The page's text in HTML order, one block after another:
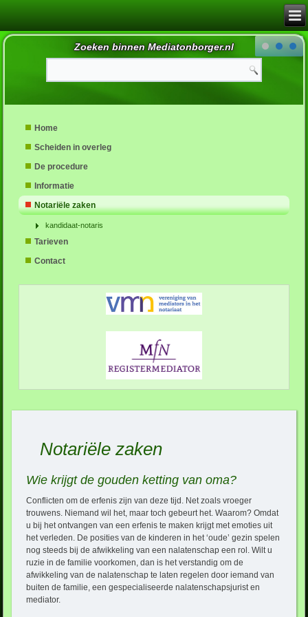
Zoeken binnen Mediatonborger.nl
Home
Scheiden in overleg
De procedure
Informatie
Notariële zaken
kandidaat-notaris
Tarieven
Contact
Notariële zaken
Wie krijgt de gouden ketting van oma?
Conflicten om de erfenis zijn van deze tijd. Net zoals vroeger
trouwens. Niemand wil het, maar toch gebeurt het. Waarom? Omdat
u bij het ontvangen van een erfenis te maken krijgt met emoties uit
het verleden. De posities van de kinderen in het ‘oude’ gezin spelen
nog steeds bij de afwikkeling van een nalatenschap een rol. Wilt u
ruzie in de familie voorkomen, dan is het verstandig om de
afwikkeling van de nalatenschap te laten regelen door iemand van
buiten de familie, een gespecialiseerde nalatenschapsjurist en
mediator.